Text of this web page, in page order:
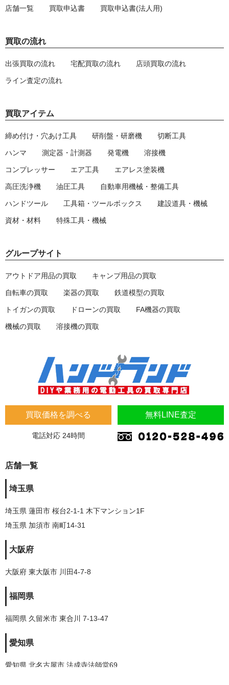
買取価格を調べる 無料LINE査定
電話対応 24時間
店舗一覧
埼玉県
埼玉県 蓮田市 桜台2-1-1 木下マンション1F
埼玉県 加須市 南町14-31
大阪府
大阪府 東大阪市 川田4-7-8
福岡県
福岡県 久留米市 東合川 7-13-47
愛知県
愛知県 北名古屋市 法成寺法師堂69
店舗一覧 買取申込書 買取申込書(法人用)
買取の流れ
出張買取の流れ 宅配買取の流れ 店頭買取の流れ
ライン査定の流れ
買取アイテム
締め付け・穴あけ工具 研削盤・研磨機 切断工具
ハンマ 測定器・計測器 発電機 溶接機
コンプレッサー エア工具 エアレス塗装機
高圧洗浄機 油圧工具 自動車用機械・整備工具
ハンドツール 工具箱・ツールボックス 建設道具・機械
資材・材料 特殊工具・機械
グループサイト
アウトドア用品の買取 キャンプ用品の買取
自転車の買取 楽器の買取 鉄道模型の買取
トイガンの買取 ドローンの買取 FA機器の買取
機械の買取 溶接機の買取